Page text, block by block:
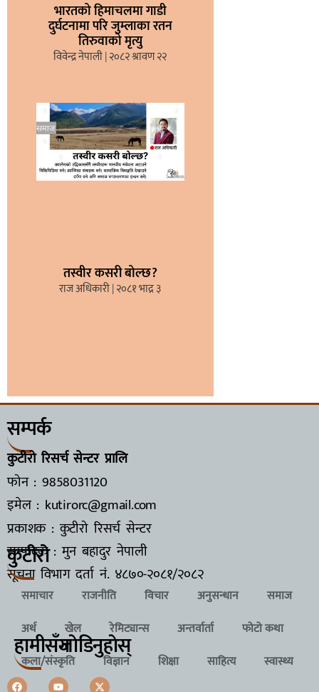
भारतको हिमाचलमा गाडी
दुर्घटनामा परि जुम्लाका रतन
तिरुवाको मृत्यु
विवेन्द्र नेपाली २०८२ श्रावण २२
तस्वीर कसरी बोल्छ?
राज अधिकारी २०८१ भाद्र ३
सम्पर्क
कुटीरो रिसर्च सेन्टर प्रालि
फोन : 9858031120
इमेल : kutirorc@gmail.com
प्रकाशक : कुटीरो रिसर्च सेन्टर
सम्पादक : मुन बहादुर नेपाली
सूचना विभाग दर्ता नं. ४८७०-२०८१/२०८२
कुटीरो
समाचार राजनीति विचार अनुसन्धान
समाज
अर्थ
खेल रेमिट्यान्स अन्तर्वार्ता
फोटो कथा
कला/संस्कृति
विज्ञान शिक्षा साहित्य स्वास्थ्य
हामीसँगजाेडिनुहाेस्